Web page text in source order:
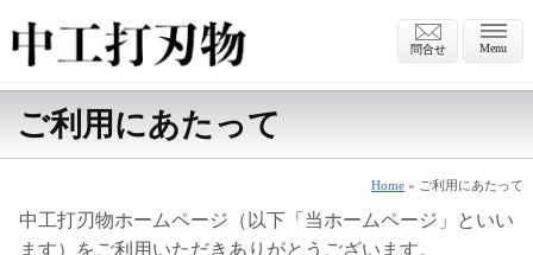
Menu
問合せ
ご利用にあたって
Home » ご利用にあたって
中工打刃物ホームページ（以下「当ホームページ」といい
ます）をご利用いただきありがとうございます。